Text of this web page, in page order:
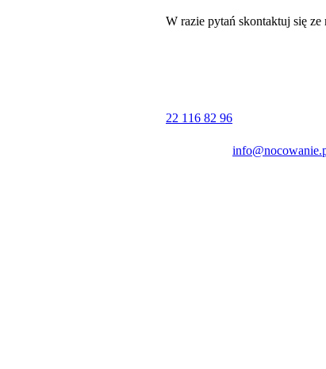
W razie pytań skontaktuj się ze
22 116 82 96